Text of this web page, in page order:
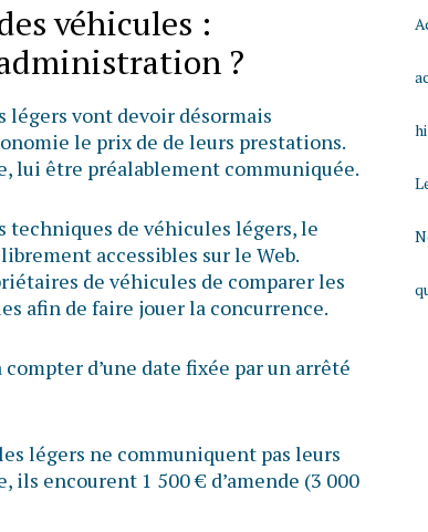
véhicules :
?
vont devoir désormais
le prix de de leurs prestations.
lui être préalablement communiquée.
de véhicules légers, le
accessibles sur le Web.
de véhicules de comparer les
afin de faire jouer la concurrence.
d’une date fixée par un arrêté
légers ne communiquent pas leurs
encourent 1 500 € d’amende (3 000